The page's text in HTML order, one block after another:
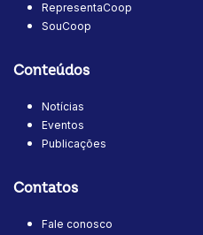
RepresentaCoop
SouCoop
Conteúdos
Notícias
Eventos
Publicações
Contatos
Fale conosco